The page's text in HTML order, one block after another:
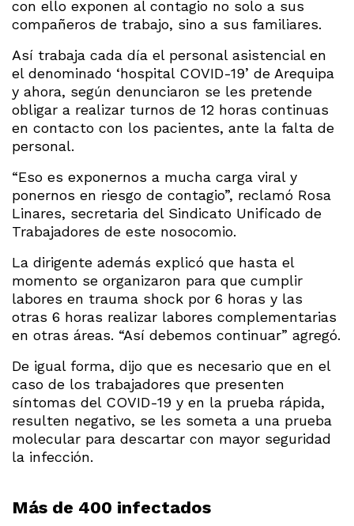
con ello exponen al contagio no solo a sus
compañeros de trabajo, sino a sus familiares.
Así trabaja cada día el personal asistencial en
el denominado ‘hospital COVID-19’ de Arequipa
y ahora, según denunciaron se les pretende
obligar a realizar turnos de 12 horas continuas
en contacto con los pacientes, ante la falta de
personal.
“Eso es exponernos a mucha carga viral y
ponernos en riesgo de contagio”, reclamó Rosa
Linares, secretaria del Sindicato Unificado de
Trabajadores de este nosocomio.
La dirigente además explicó que hasta el
momento se organizaron para que cumplir
labores en trauma shock por 6 horas y las
otras 6 horas realizar labores complementarias
en otras áreas. “Así debemos continuar” agregó.
De igual forma, dijo que es necesario que en el
caso de los trabajadores que presenten
síntomas del COVID-19 y en la prueba rápida,
resulten negativo, se les someta a una prueba
molecular para descartar con mayor seguridad
la infección.
Más de 400 infectados